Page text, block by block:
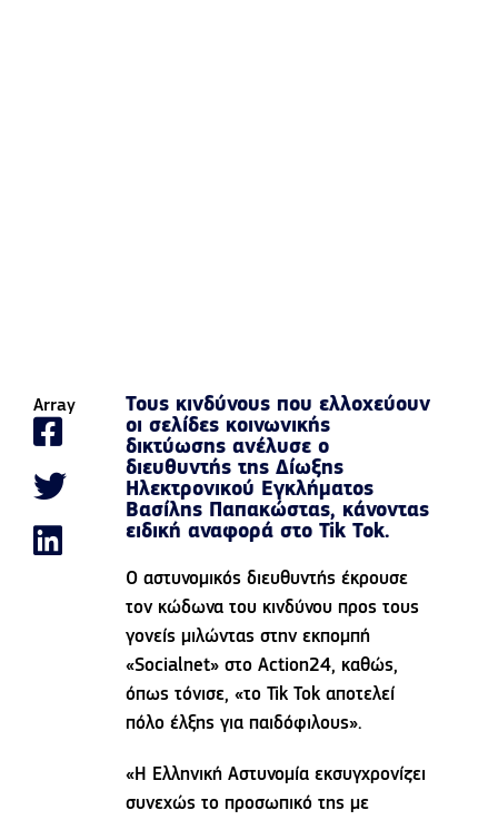
Array
Τους κινδύνους που ελλοχεύουν
οι σελίδες κοινωνικής
δικτύωσης ανέλυσε ο
διευθυντής της Δίωξης
Ηλεκτρονικού Εγκλήματος
Βασίλης Παπακώστας, κάνοντας
ειδική αναφορά στο Tik Tok.
Ο αστυνομικός διευθυντής έκρουσε
τον κώδωνα του κινδύνου προς τους
γονείς μιλώντας στην εκπομπή
«Socialnet» στο Action24, καθώς,
όπως τόνισε, «το Tik Tok αποτελεί
πόλο έλξης για παιδόφιλους».
«Η Ελληνική Αστυνομία εκσυγχρονίζει
συνεχώς το προσωπικό της με